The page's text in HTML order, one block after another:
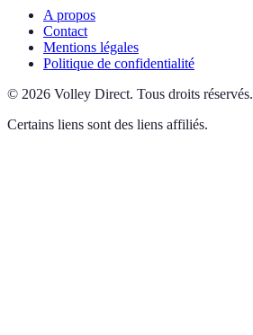
A propos
Contact
Mentions légales
Politique de confidentialité
© 2026 Volley Direct. Tous droits réservés.
Certains liens sont des liens affiliés.